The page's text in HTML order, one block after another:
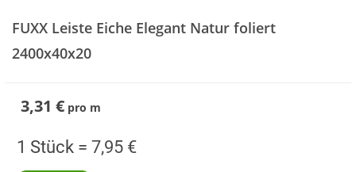
der
Bildergalerie
springen
FUXX Leiste Eiche Elegant Natur foliert
2400x40x20
3,31 € pro m
1 Stück = 7,95 €